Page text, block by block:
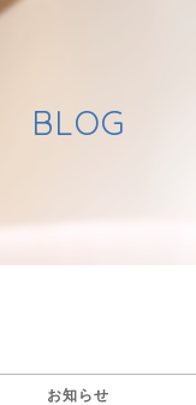
BLOG
お知らせ